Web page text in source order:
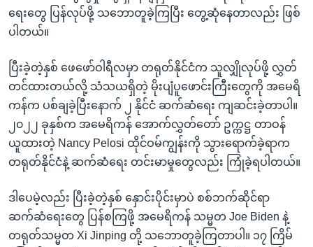
ရေးတွေ ပြန်လုပ်ဖို့ သဘောတူခဲ့ကြပြီး တွေ့ဆုံနေတာလည်း ဖြစ်
ပါတယ်။
ပြီးခဲ့တဲ့နှစ် ဖေဖော်ဝါရီလမှာ တရုတ်နိုင်ငံက သူလျှိုလုပ်ဖို့ လွှတ်
တင်ထားတယ်လို့ သံသယရှိတဲ့ မိုးပျံပူဖောင်းကြီးတွေကို အမေရိ
ကန်က ပစ်ချခဲ့ပြီးနောက် ၂ နိုင်ငံ ဆက်ဆံရေး ကျဆင်းခဲ့တာပါ။
၂၀၂၂ ခုနှစ်က အမေရိကန် အောက်လွှတ်တော် ဥက္ကဋ္ဌ တာဝန်
ယူထားတဲ့ Nancy Pelosi ထိုင်ဝမ်ကျွန်းကို သွားရောက်ခဲ့ရာက
တရုတ်နိုင်ငံနဲ့ ဆက်ဆံရေး တင်းမာမှုတွေလည်း ကြုံခဲ့ရပါတယ်။
ဒါပေမဲ့လည်း ပြီးခဲ့တဲ့နှစ် နှောင်းပိုင်းမှာပဲ စစ်ဘက်ဆိုင်ရာ
ဆက်ဆံရေးတွေ ပြန်စကြဖို့ အမေရိကန် သမ္မတ Joe Biden နဲ့
တရုတ်သမ္မတ Xi Jinping တို့ သဘောတူခဲ့ကြတာပါ။ ၁၇ ကြိမ်